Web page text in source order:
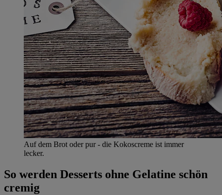
Auf dem Brot oder pur - die Kokoscreme ist immer
lecker.
So werden Desserts ohne Gelatine schön
cremig